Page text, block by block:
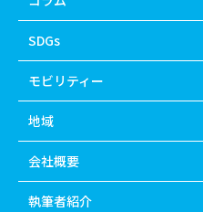
SDGs
モビリティー
地域
会社概要
執筆者紹介